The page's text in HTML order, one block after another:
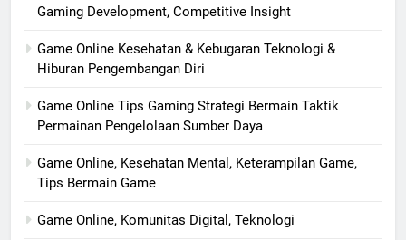
Gaming Development, Competitive Insight
Game Online Kesehatan & Kebugaran Teknologi &
Hiburan Pengembangan Diri
Game Online Tips Gaming Strategi Bermain Taktik
Permainan Pengelolaan Sumber Daya
Game Online, Kesehatan Mental, Keterampilan Game,
Tips Bermain Game
Game Online, Komunitas Digital, Teknologi